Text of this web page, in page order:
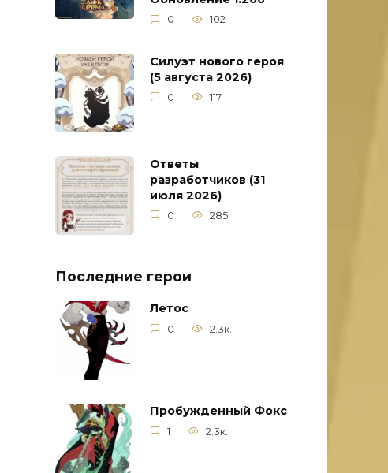
0 102
Силуэт нового героя
(5 августа 2026)
0 117
Ответы
разработчиков (31
июля 2026)
0 285
Последние герои
Летос
0 2.3к.
Пробужденный Фокс
1 2.3к.